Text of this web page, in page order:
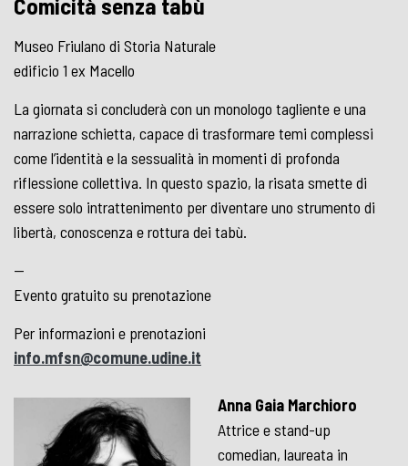
Comicità senza tabù
Museo Friulano di Storia Naturale
edificio 1 ex Macello
La giornata si concluderà con un monologo tagliente e una
narrazione schietta, capace di trasformare temi complessi
come l’identità e la sessualità in momenti di profonda
riflessione collettiva. In questo spazio, la risata smette di
essere solo intrattenimento per diventare uno strumento di
libertà, conoscenza e rottura dei tabù.
—
Evento gratuito su prenotazione
Per informazioni e prenotazioni
info.mfsn@comune.udine.it
Anna Gaia Marchioro
Attrice e stand-up
comedian, laureata in